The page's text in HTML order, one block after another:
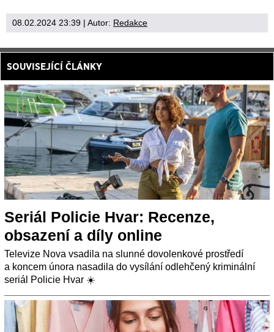
08.02.2024 23:39 | Autor: Redakce
SOUVISEJÍCÍ ČLÁNKY
Seriál Policie Hvar: Recenze,
obsazení a díly online
Televize Nova vsadila na slunné dovolenkové prostředí
a koncem února nasadila do vysílání odlehčený kriminální
seriál Policie Hvar ☀️